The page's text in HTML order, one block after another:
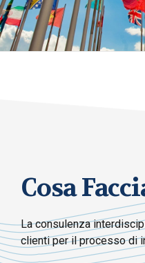
Cosa
La consulenza
clienti per il processo di